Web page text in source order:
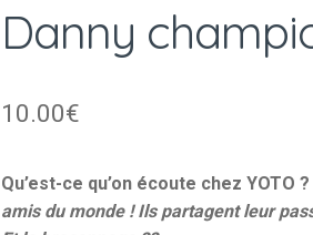
Danny
10.00€
Qu’est-ce qu’on écoute chez YOTO ?
amis du monde ! Ils partagent leur